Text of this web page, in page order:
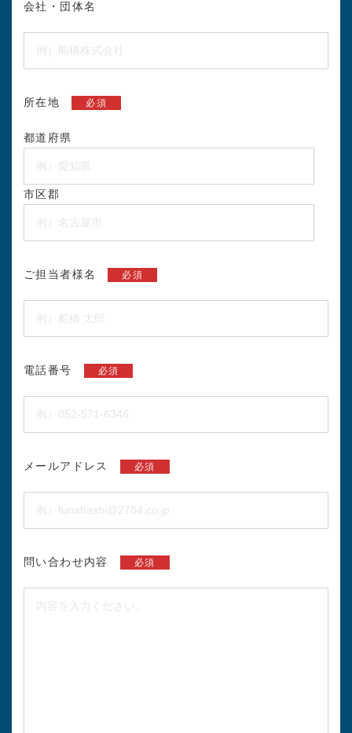
会社・団体名
所在地 必須
都道府県
市区郡
ご担当者様名 必須
電話番号 必須
メールアドレス 必須
問い合わせ内容 必須